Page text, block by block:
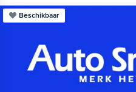
Beschikbaar